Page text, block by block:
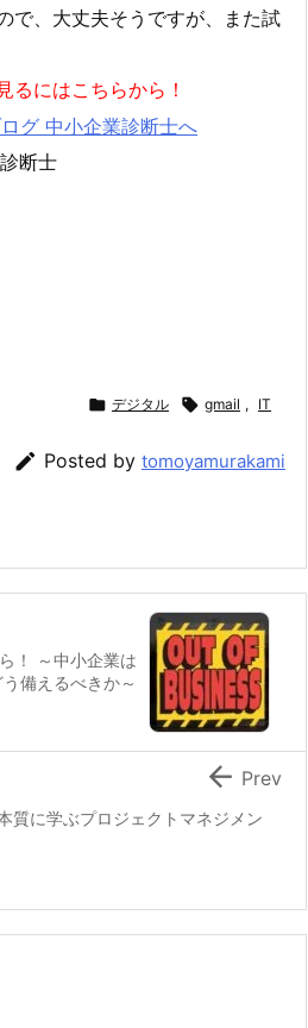
で、大丈夫そうですが、また試
るにはこちらから！
断士
 デジタル  gmail , IT
 Posted by tomoyamurakami
！ ～中小企業は
備えるべきか～
質に学ぶプロジェクトマネジメン
 Prev